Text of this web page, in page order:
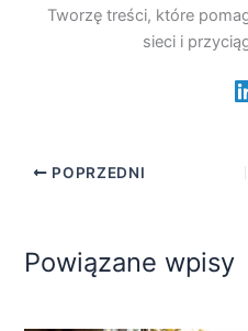
Tworzę treści, które
sieci i
POPRZEDNI
Powiązane wpisy